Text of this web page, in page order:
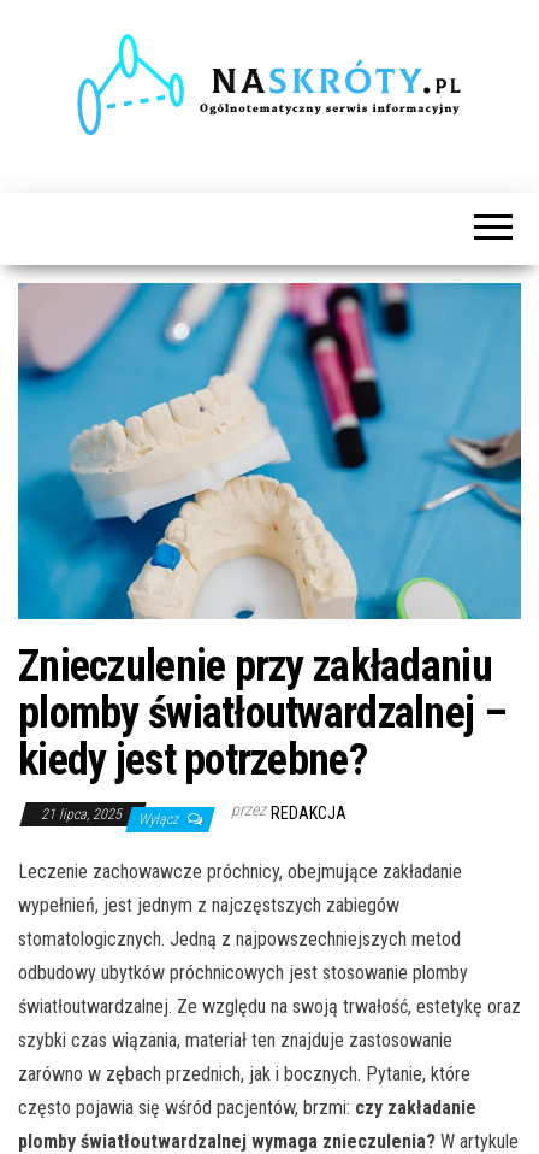
Znieczulenie przy zakładaniu
plomby światłoutwardzalnej –
kiedy jest potrzebne?
21 lipca, 2025 Wyłącz przez REDAKCJA
Leczenie zachowawcze próchnicy, obejmujące zakładanie
wypełnień, jest jednym z najczęstszych zabiegów
stomatologicznych. Jedną z najpowszechniejszych metod
odbudowy ubytków próchnicowych jest stosowanie plomby
światłoutwardzalnej. Ze względu na swoją trwałość, estetykę oraz
szybki czas wiązania, materiał ten znajduje zastosowanie
zarówno w zębach przednich, jak i bocznych. Pytanie, które
często pojawia się wśród pacjentów, brzmi: czy zakładanie
plomby światłoutwardzalnej wymaga znieczulenia? W artykule